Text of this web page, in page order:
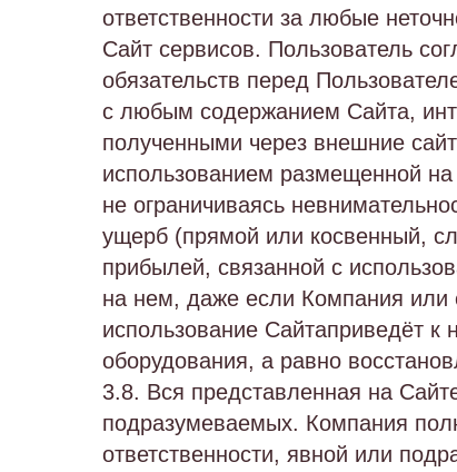
ответственности за любые
Сайт сервисов. Пользователь
обязательств перед
с любым содержанием Сайта,
полученными через внешние
использованием размещенной
не ограничиваясь
ущерб (прямой или косвенный,
прибылей, связанной с
на нем, даже если Компания или
использование Сайтаприведёт
оборудования, а равно
3.8. Вся представленная на
подразумеваемых. Компания
ответственности, явной или